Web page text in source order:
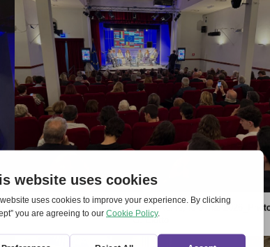
Conférence dans la salle EpE à Rome, le 9 mai
G. Ciottoli